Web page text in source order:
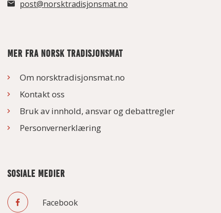
post@norsktradisjonsmat.no
MER FRA NORSK TRADISJONSMAT
Om norsktradisjonsmat.no
Kontakt oss
Bruk av innhold, ansvar og debattregler
Personvernerklæring
SOSIALE MEDIER
Facebook